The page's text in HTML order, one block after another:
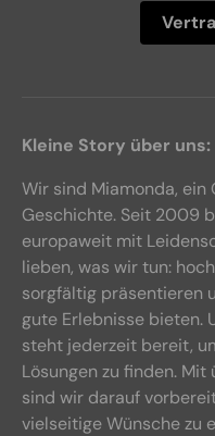
Kleine Story über uns:
Wir sind Miamonda,
Geschichte. Seit 2009
europaweit mit
lieben, was wir tun:
sorgfältig präsentieren
gute Erlebnisse bieten.
steht jederzeit bereit,
Lösungen zu finden.
sind wir darauf
vielseitige Wünsche zu